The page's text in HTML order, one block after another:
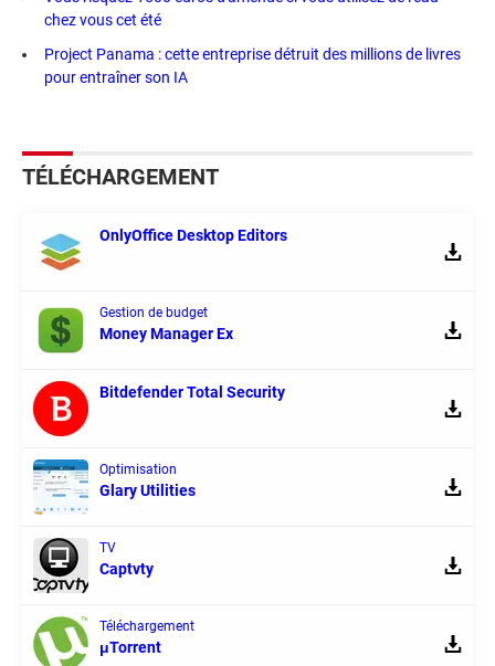
chez vous cet été
Project Panama : cette entreprise détruit des millions de livres
pour entraîner son IA
TÉLÉCHARGEMENT
OnlyOffice Desktop Editors
Gestion de budget
Money Manager Ex
Bitdefender Total Security
Optimisation
Glary Utilities
TV
Captvty
Téléchargement
μTorrent